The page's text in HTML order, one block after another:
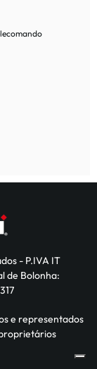
- P.IVA IT
de Bolonha:
e representados